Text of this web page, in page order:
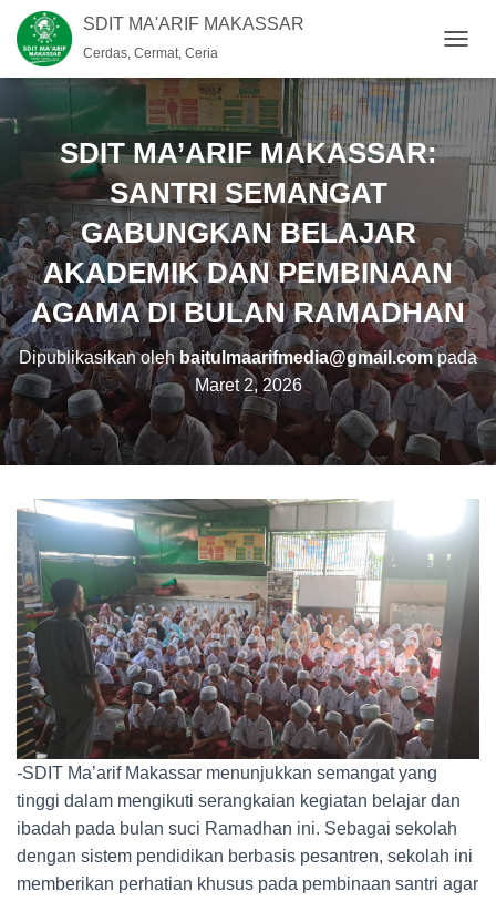
SDIT MA'ARIF MAKASSAR
Cerdas, Cermat, Ceria
O
G
G
E
V
G
A
S
I
SDIT MA’ARIF MAKASSAR:
SANTRI SEMANGAT
GABUNGKAN BELAJAR
AKADEMIK DAN PEMBINAAN
AGAMA DI BULAN RAMADHAN
Dipublikasikan oleh baitulmaarifmedia@gmail.compada
Maret 2, 2026
-SDIT Ma’arif Makassar menunjukkan semangat yang
tinggi dalam mengikuti serangkaian kegiatan belajar dan
ibadah pada bulan suci Ramadhan ini. Sebagai sekolah
dengan sistem pendidikan berbasis pesantren, sekolah ini
memberikan perhatian khusus pada pembinaan santri agar